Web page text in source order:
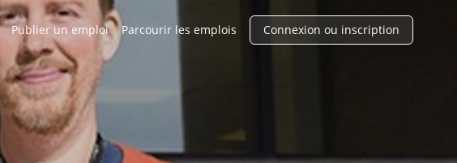
Parcourir les emplois
Publier un emploi Connexion ou inscription